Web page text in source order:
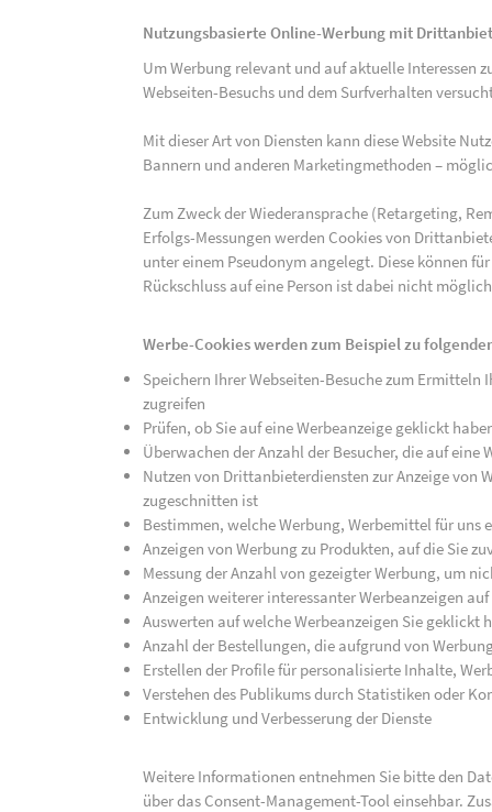
Nutzungsbasierte Online-Werbung mit
Um Werbung relevant und auf aktuelle Interessen
Webseiten-Besuchs und dem Surfverhalten
Mit dieser Art von Diensten kann diese Website
Bannern und anderen Marketingmethoden –
Zum Zweck der Wiederansprache (Retargeting,
Erfolgs-Messungen werden Cookies von
unter einem Pseudonym angelegt. Diese können
Rückschluss auf eine Person ist dabei nicht
Werbe-Cookies werden zum Beispiel zu
Speichern Ihrer Webseiten-Besuche zum
zugreifen
Prüfen, ob Sie auf eine Werbeanzeige geklickt
Überwachen der Anzahl der Besucher, die auf
Nutzen von Drittanbieterdiensten zur Anzeige von
zugeschnitten ist
Bestimmen, welche Werbung, Werbemittel für uns
Anzeigen von Werbung zu Produkten, auf die Sie
Messung der Anzahl von gezeigter Werbung, um
Anzeigen weiterer interessanter Werbeanzeigen
Auswerten auf welche Werbeanzeigen Sie geklickt
Anzahl der Bestellungen, die aufgrund von
Erstellen der Profile für personalisierte Inhalte,
Verstehen des Publikums durch Statistiken oder
Entwicklung und Verbesserung der Dienste
Weitere Informationen entnehmen Sie bitte den
über das Consent-Management-Tool einsehbar.